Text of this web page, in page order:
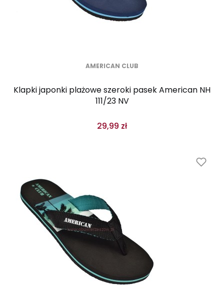
AMERICAN CLUB
Klapki japonki plażowe szeroki pasek American NH
111/23 NV
29,99 zł